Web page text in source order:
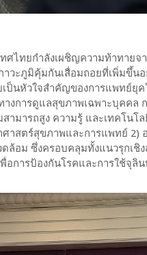
ทศไทยกำลังเผชิญความท้าทายจ
าวะภูมิคุ้มกันเสื่อมถอยที่เพิ่มขึ้น
เป็นหัวใจสำคัญของการแพทย์ยุ
างการดูแลสุขภาพเฉพาะบุคคล
สามารถสูง ความรู้ และเทคโนโ
ศาสตร์สุขภาพและการแพทย์ 2)
ดล้อม ซึ่งครอบคลุมทั้งแนวรุกเชิ
พื่อการป้องกันโรคและการใช้จุลิ